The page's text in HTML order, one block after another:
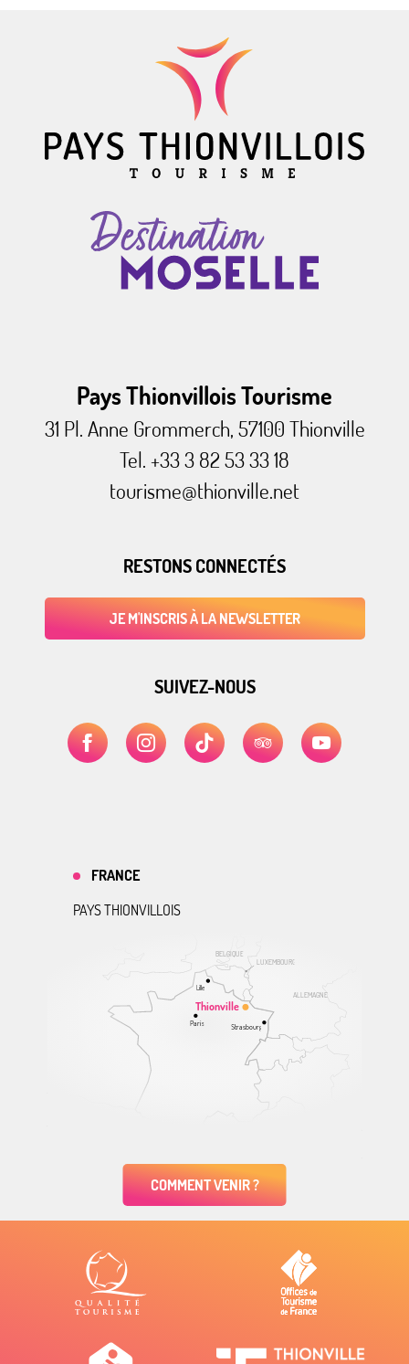
Pays Thionvillois Tourisme
31 Pl. Anne Grommerch, 57100 Thionville
Tel. +33 3 82 53 33 18
tourisme@thionville.net
RESTONS CONNECTÉS
JE M'INSCRIS À LA NEWSLETTER
SUIVEZ-NOUS
ALLEMAGNE
BELGIQUE
LUXEMBOURG
Thionville
Lille
Paris Strasbourg
FRANCE
PAYS THIONVILLOIS
COMMENT VENIR ?